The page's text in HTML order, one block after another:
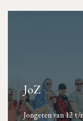
JoZ
Jongeren van 12 t/